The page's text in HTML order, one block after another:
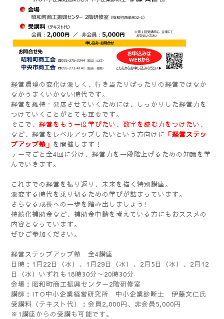
経営環境の変化は激しく、行き当たりばったりの経営ではなか
なかうまくいかない時代です。
経営を維持・発展させていくためには、しっかりした経営力を
つけていくことがとても重要です。
そこで、 経営をもう一度学びたい 、 数字を読む力をつけたい 、
など、経営をレベルアップしたいという方向けに 「経営ステッ
プアップ塾」 を開催します！
テーマごと全4回に分け、経営力を一段階上げるための知識を学
んでいきます。
これまでの経営を振り返り、未来を描く特別講座。
激変する時代を乗り切るための学びが詰まっています。
さらなる成⾧への一歩を踏み出しましょう!
持続化補助金など、補助金申請を考えている方にもおススメの
内容となっています。
ぜひご参加ください。
経営ステップアップ塾 全4講座
日時：1月22日（水）、1月29日（水）、2月5日（水）、2月12
日（水）いずれも18時30分～20時30分
会場：昭和町商工振興センター2階研修室
講師：ITO中小企業経営研究所 中小企業診断士 伊藤文仁氏
受講料（テキスト代）：会員2,000円、非会員5,000円
※1講座からの受講も可能です。